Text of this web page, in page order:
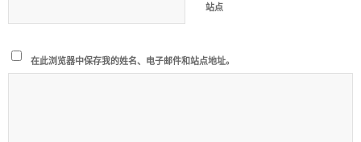
站点
在此浏览器中保存我的姓名、电子邮件和站点地址。